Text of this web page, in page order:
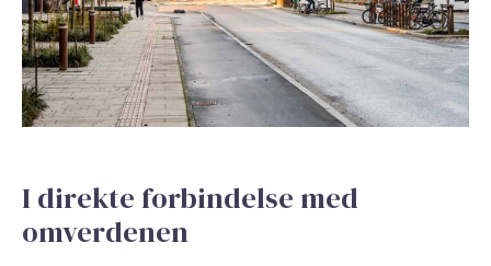
I direkte forbindelse med
omverdenen